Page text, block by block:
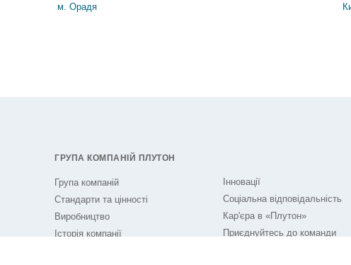
м. Орадя
ГРУПА КОМПАНІЙ ПЛУТОН
Група компаній
Стандарти та цінності
Виробництво
Історія компанії
Інновації
Соціальна відповідальність
Кар'єра в «Плутон»
Приєднуйтесь до команди